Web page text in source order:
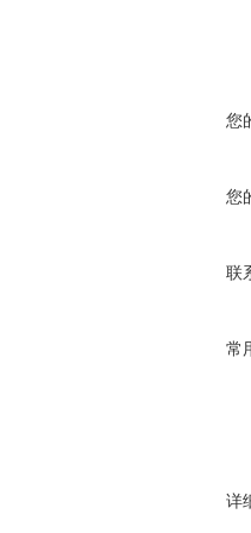
您
您
联
常
详